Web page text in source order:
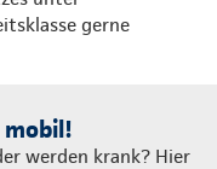
gerne
mobil!
werden krank? Hier